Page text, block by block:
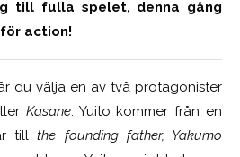
till fulla spelet, denna gång
för action!
du välja en av två protagonister
Kasane. Yuito kommer från en
tillthe founding father, Yakumo